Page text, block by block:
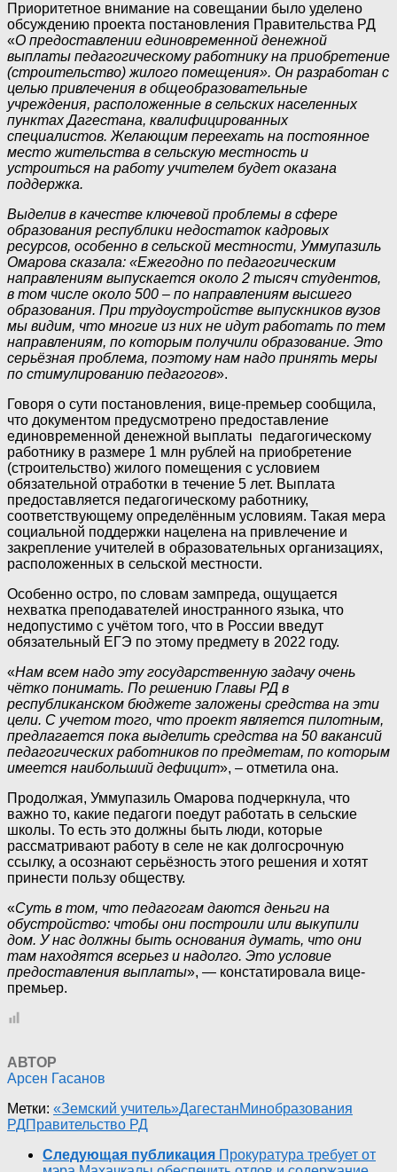
Приоритетное внимание на совещании было уделено
обсуждению проекта постановления Правительства РД
«О предоставлении единовременной денежной
выплаты педагогическому работнику на приобретение
(строительство) жилого помещения». Он разработан с
целью привлечения в общеобразовательные
учреждения, расположенные в сельских населенных
пунктах Дагестана, квалифицированных
специалистов. Желающим переехать на постоянное
место жительства в сельскую местность и
устроиться на работу учителем будет оказана
поддержка.
Выделив в качестве ключевой проблемы в сфере
образования республики недостаток кадровых
ресурсов, особенно в сельской местности, Уммупазиль
Омарова сказала: «Ежегодно по педагогическим
направлениям выпускается около 2 тысяч студентов,
в том числе около 500 – по направлениям высшего
образования. При трудоустройстве выпускников вузов
мы видим, что многие из них не идут работать по тем
направлениям, по которым получили образование. Это
серьёзная проблема, поэтому нам надо принять меры
по стимулированию педагогов».
Говоря о сути постановления, вице-премьер сообщила,
что документом предусмотрено предоставление
единовременной денежной выплаты педагогическому
работнику в размере 1 млн рублей на приобретение
(строительство) жилого помещения с условием
обязательной отработки в течение 5 лет. Выплата
предоставляется педагогическому работнику,
соответствующему определённым условиям. Такая мера
социальной поддержки нацелена на привлечение и
закрепление учителей в образовательных организациях,
расположенных в сельской местности.
Особенно остро, по словам зампреда, ощущается
нехватка преподавателей иностранного языка, что
недопустимо с учётом того, что в России введут
обязательный ЕГЭ по этому предмету в 2022 году.
«Нам всем надо эту государственную задачу очень
чётко понимать. По решению Главы РД в
республиканском бюджете заложены средства на эти
цели. С учетом того, что проект является пилотным,
предлагается пока выделить средства на 50 вакансий
педагогических работников по предметам, по которым
имеется наибольший дефицит», – отметила она.
Продолжая, Уммупазиль Омарова подчеркнула, что
важно то, какие педагоги поедут работать в сельские
школы. То есть это должны быть люди, которые
рассматривают работу в селе не как долгосрочную
ссылку, а осознают серьёзность этого решения и хотят
принести пользу обществу.
«Суть в том, что педагогам даются деньги на
обустройство: чтобы они построили или выкупили
дом. У нас должны быть основания думать, что они
там находятся всерьез и надолго. Это условие
предоставления выплаты», — констатировала вице-
премьер.
АВТОР
Арсен Гасанов
Метки: «Земский учитель»ДагестанМинобразования
РДПравительство РД
Следующая публикация Прокуратура требует от